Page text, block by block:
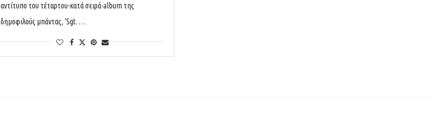
αντίτυπο του τέταρτου-κατά σειρά-album της
δημοφιλούς μπάντας, ‘Sgt. …